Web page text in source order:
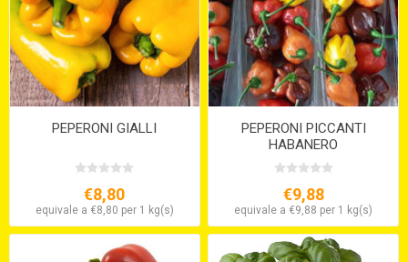
PEPERONI GIALLI
€8,80
equivale a €8,80 per 1 kg(s)
PEPERONI PICCANTI
HABANERO
€9,88
equivale a €9,88 per 1 kg(s)